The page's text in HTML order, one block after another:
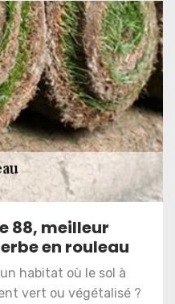
88, meilleur
en rouleau
habitat où le sol à
vert ou végétalisé ?